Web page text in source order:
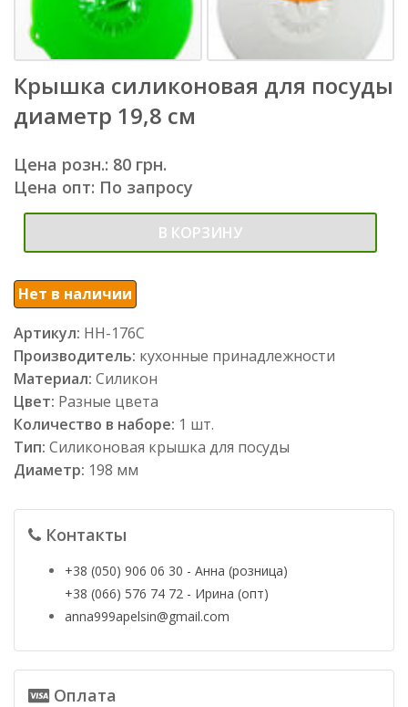
Крышка силиконовая для посуды
диаметр 19,8 см
Цена розн.: 80 грн.
Цена опт: По запросу
В КОРЗИНУ
Нет в наличии
Артикул: НН-176С
Производитель: кухонные принадлежности
Материал: Силикон
Цвет: Разные цвета
Количество в наборе: 1 шт.
Тип: Силиконовая крышка для посуды
Диаметр: 198 мм
Контакты
+38 (050) 906 06 30 - Анна (розница)
+38 (066) 576 74 72 - Ирина (опт)
anna999apelsin@gmail.com
Оплата